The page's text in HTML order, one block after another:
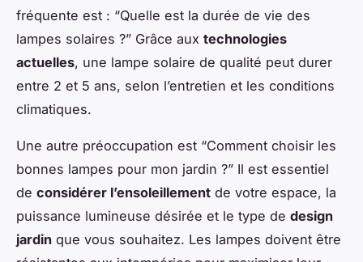
fréquente est : “Quelle est la durée de vie des
lampes solaires ?” Grâce aux technologies
actuelles, une lampe solaire de qualité peut durer
entre 2 et 5 ans, selon l’entretien et les conditions
climatiques.
Une autre préoccupation est “Comment choisir les
bonnes lampes pour mon jardin ?” Il est essentiel
de considérer l’ensoleillement de votre espace, la
puissance lumineuse désirée et le type de design
jardin que vous souhaitez. Les lampes doivent être